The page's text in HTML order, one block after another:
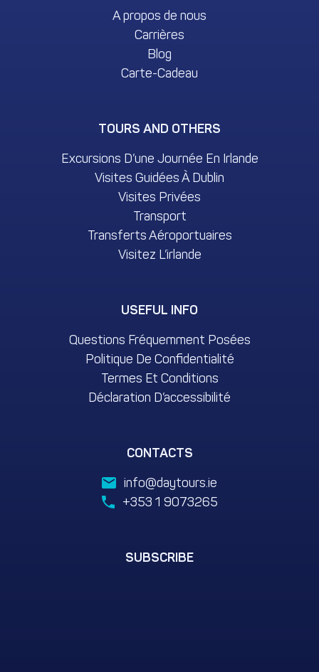
A propos de nous
Carrières
Blog
Carte-Cadeau
TOURS AND OTHERS
Excursions D’une Journée En Irlande
Visites Guidées À Dublin
Visites Privées
Transport
Transferts Aéroportuaires
Visitez L’irlande
USEFUL INFO
Questions Fréquemment Posées
Politique De Confidentialité
Termes Et Conditions
Déclaration D’accessibilité
CONTACTS
info@daytours.ie
+353 1 9073265
SUBSCRIBE